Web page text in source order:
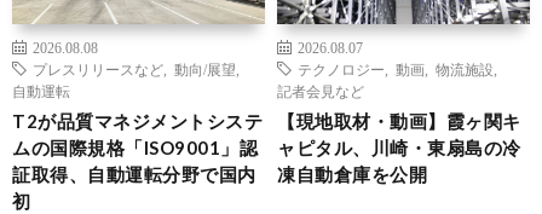
2026.08.08
プレスリリースなど
動向/展望
自動運転
T2が品質マネジメントシステ
ムの国際規格「ISO9001」認
証取得、自動運転分野で国内
初
2026.08.07
テクノロジー
動画 物流施設
記者会見など
【現地取材・動画】霞ヶ関キ
ャピタル、川崎・東扇島の冷
凍自動倉庫を公開